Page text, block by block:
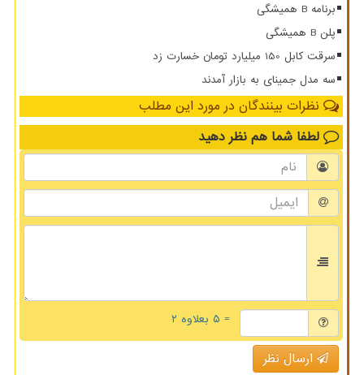
برنامه B همیشگی
پلن B همیشگی
سرقت کابل 150 میلیارد تومان خسارت زد
سه مدل جمینای به بازار آمدند
نظرات بینندگان در مورد این مطلب
لطفا شما هم نظر دهید
= ۵ بعلاوه ۲
ارسال نظر